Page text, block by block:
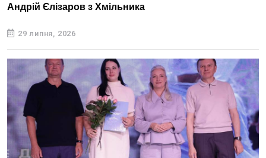
Андрій Єлізаров з Хмільника
29 липня, 2026